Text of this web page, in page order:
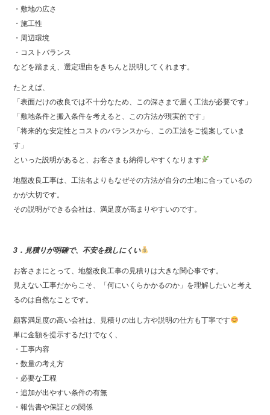
・敷地の広さ
・施工性
・周辺環境
・コストバランス
などを踏まえ、選定理由をきちんと説明してくれます。
たとえば、
「表面だけの改良では不十分なため、この深さまで届く工法が必要です」
「敷地条件と搬入条件を考えると、この方法が現実的です」
「将来的な安定性とコストのバランスから、この工法をご提案していま
す」
といった説明があると、お客さまも納得しやすくなります
地盤改良工事は、工法名よりもなぜその方法が自分の土地に合っているの
かが大切です。
その説明ができる会社は、満足度が高まりやすいのです。
3．見積りが明確で、不安を残しにくい
お客さまにとって、地盤改良工事の見積りは大きな関心事です。
見えない工事だからこそ、「何にいくらかかるのか」を理解したいと考え
るのは自然なことです。
顧客満足度の高い会社は、見積りの出し方や説明の仕方も丁寧です
単に金額を提示するだけでなく、
・工事内容
・数量の考え方
・必要な工程
・追加が出やすい条件の有無
・報告書や保証との関係